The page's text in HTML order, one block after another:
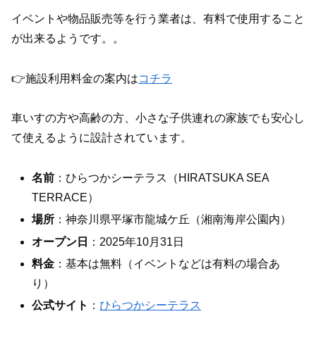
イベントや物品販売等を行う業者は、有料で使用すること
が出来るようです。。
👉施設利用料金の案内はコチラ
車いすの方や高齢の方、小さな子供連れの家族でも安心し
て使えるように設計されています。
名前 ：ひらつかシーテラス（HIRATSUKA SEA
TERRACE）
場所 ：神奈川県平塚市龍城ケ丘（湘南海岸公園内）
オープン日
：2025年10月31日
料金 ：基本は無料（イベントなどは有料の場合あ
り）
公式サイト ：ひらつかシーテラス